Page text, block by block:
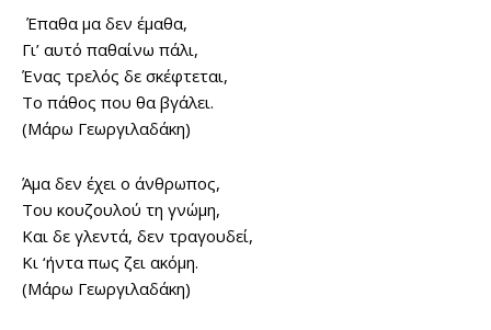
Έπαθα μα δεν έμαθα,
Γι’ αυτό παθαίνω πάλι,
Ένας τρελός δε σκέφτεται,
Το πάθος που θα βγάλει.
(Μάρω Γεωργιλαδάκη)
Άμα δεν έχει ο άνθρωπος,
Του κουζουλού τη γνώμη,
Και δε γλεντά, δεν τραγουδεί,
Κι ‘ήντα πως ζει ακόμη.
(Μάρω Γεωργιλαδάκη)